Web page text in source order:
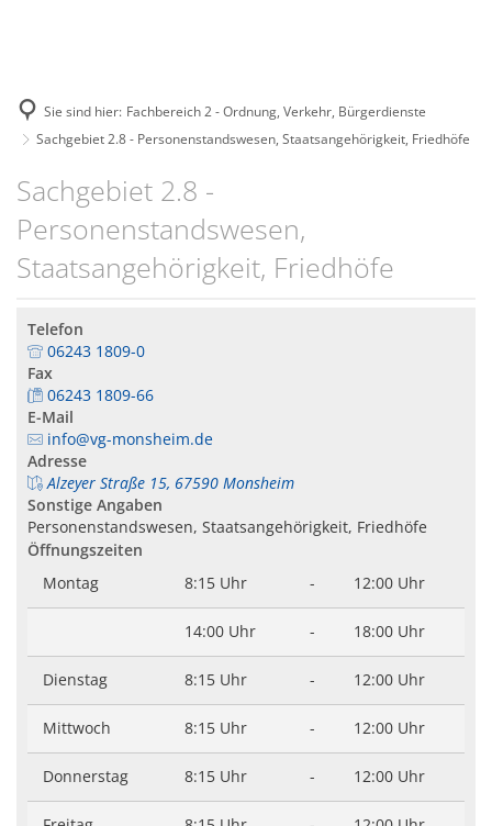
Nachrichten
Bürgerbus
Fundbüro
Hochwasser- &
Straßenbeleuchtung
Gleichstellung
Wahlen
Gartenwasserzähler
Beiträge
Klimaschutz
Flörsheim-Dalsheim
Hohen-Sülzen
Monsheim
Mörstadt
Anreise & Öffnugszeiten
Trulloradwanderung
Sie sind hier: Fachbereich 2 - Ordnung, Verkehr, Bürgerdienste
Sachgebiet 2.8 - Personenstandswesen, Staatsangehörigkeit, Friedhöfe
Sachgebiet 2.8 -
Personenstandswesen,
Staatsangehörigkeit, Friedhöfe
Telefon
06243 1809-0
Fax
06243 1809-66
E-Mail
info@vg-monsheim.de
Adresse
Alzeyer Straße 15, 67590 Monsheim
Sonstige Angaben
Personenstandswesen, Staatsangehörigkeit, Friedhöfe
Öffnungszeiten
Montag
8:15 Uhr - 12:00 Uhr
14:00 Uhr - 18:00 Uhr
Dienstag 8:15 Uhr - 12:00 Uhr
Mittwoch 8:15 Uhr - 12:00 Uhr
Donnerstag 8:15 Uhr - 12:00 Uhr